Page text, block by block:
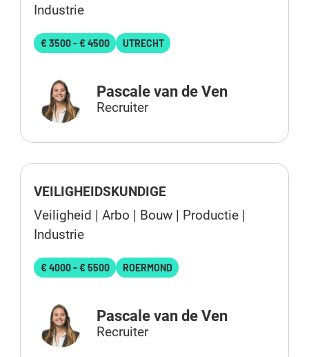
Industrie
€ 3500 - € 4500 UTRECHT
Pascale van de Ven
Recruiter
VEILIGHEIDSKUNDIGE
Veiligheid | Arbo | Bouw | Productie |
Industrie
€ 4000 - € 5500 ROERMOND
Pascale van de Ven
Recruiter